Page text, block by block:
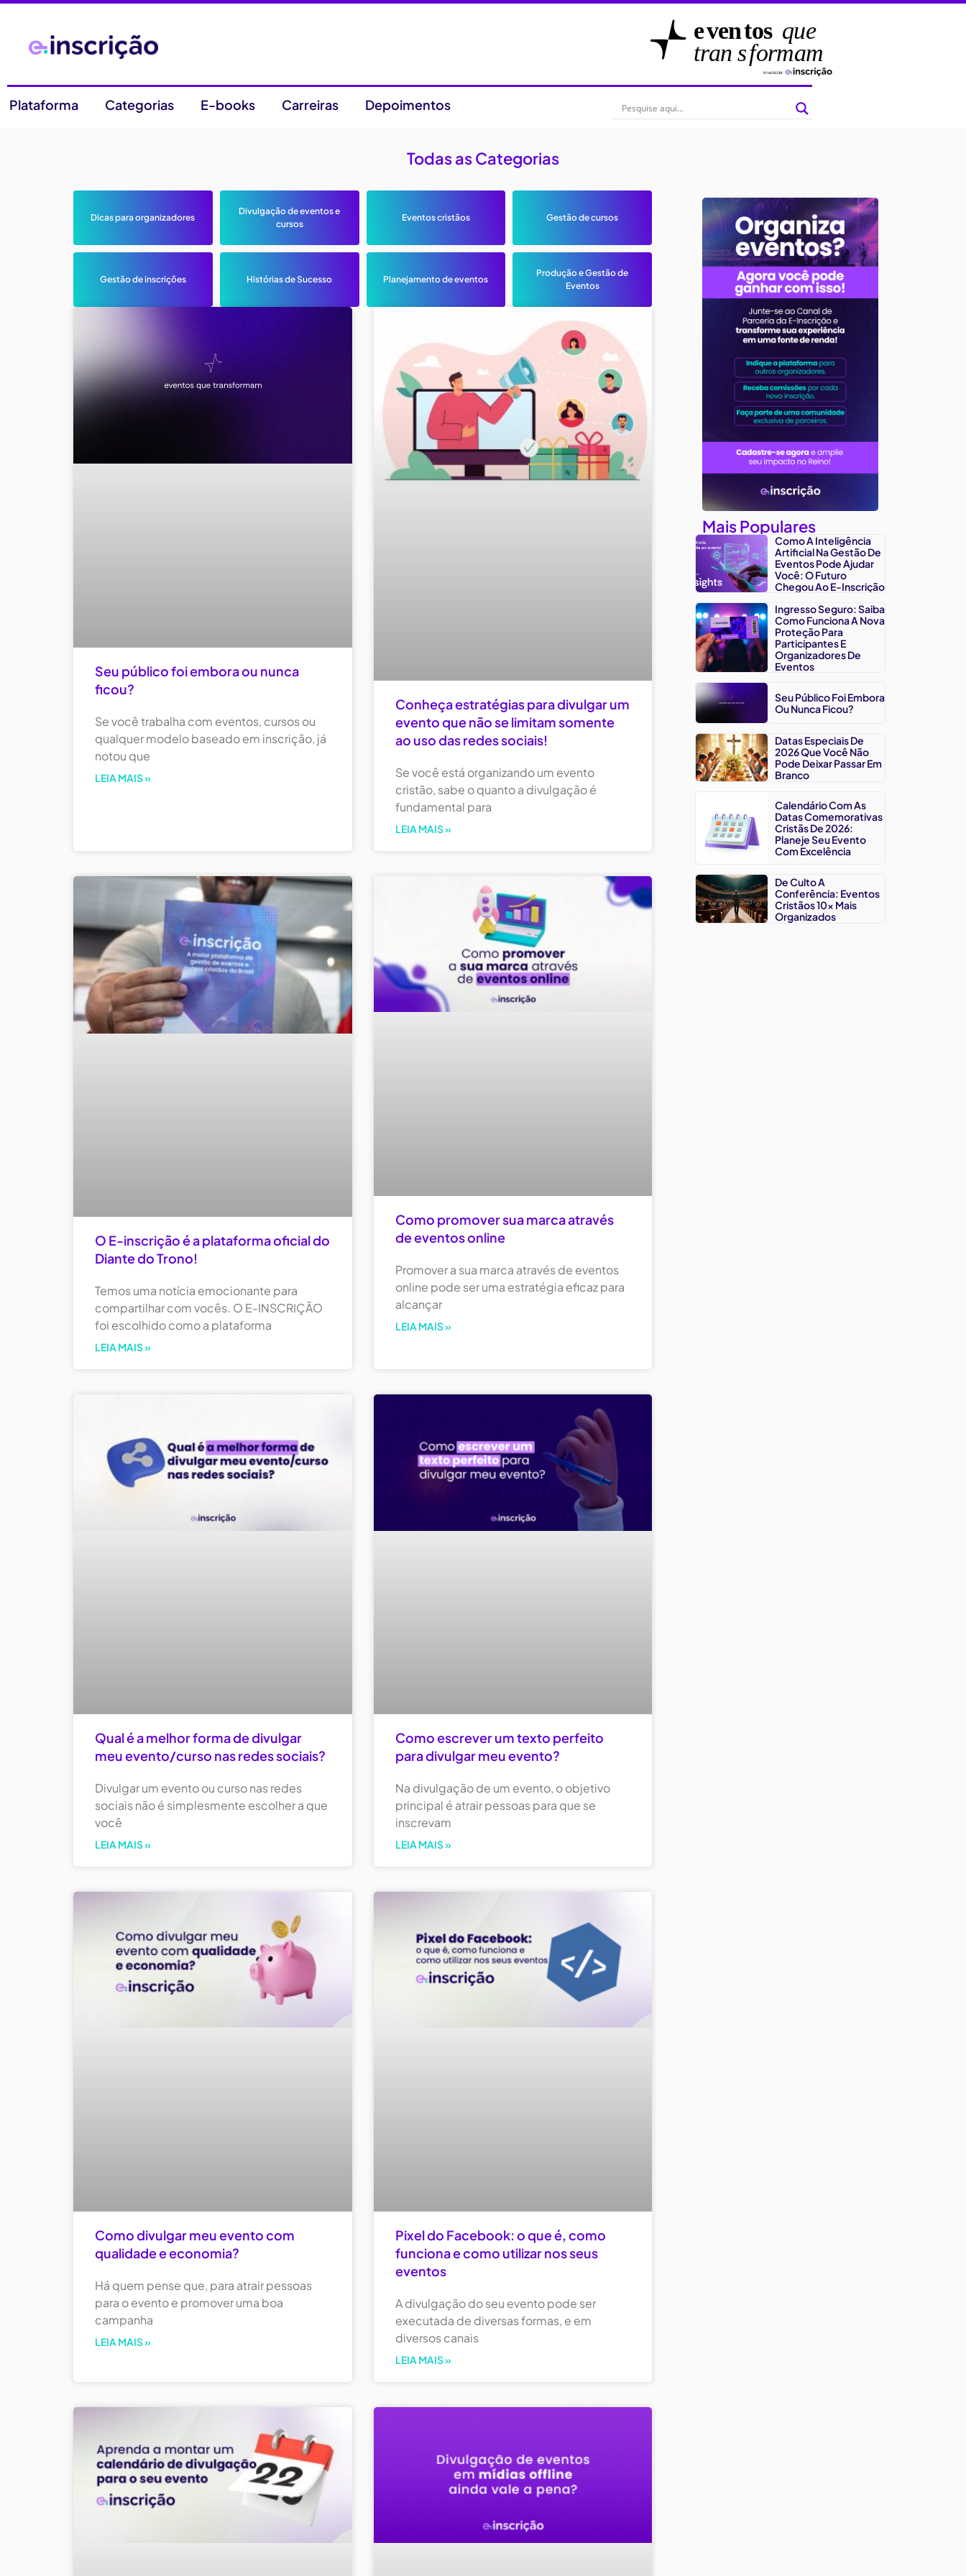
Plataforma Categorias E-books Carreiras Depoimentos
Todas as Categorias
Dicas para organizadores
Divulgação de eventos e
cursos
Eventos cristãos Gestão de cursos
Gestão de inscrições Histórias de Sucesso Planejamento de eventos
Produção e Gestão de
Eventos
Seu público foi embora ou nunca
ficou?
Se você trabalha com eventos, cursos ou
qualquer modelo baseado em inscrição, já
notou que
LEIA MAIS »
Conheça estratégias para divulgar um
evento que não se limitam somente
ao uso das redes sociais!
Se você está organizando um evento
cristão, sabe o quanto a divulgação é
fundamental para
LEIA MAIS »
O E-inscrição é a plataforma oficial do
Diante do Trono!
Temos uma notícia emocionante para
compartilhar com vocês. O E-INSCRIÇÃO
foi escolhido como a plataforma
LEIA MAIS »
Como promover sua marca através
de eventos online
Promover a sua marca através de eventos
online pode ser uma estratégia eficaz para
alcançar
LEIA MAIS »
Qual é a melhor forma de divulgar
meu evento/curso nas redes sociais?
Divulgar um evento ou curso nas redes
sociais não é simplesmente escolher a que
você
LEIA MAIS »
Como escrever um texto perfeito
para divulgar meu evento?
Na divulgação de um evento, o objetivo
principal é atrair pessoas para que se
inscrevam
LEIA MAIS »
Como divulgar meu evento com
qualidade e economia?
Há quem pense que, para atrair pessoas
para o evento e promover uma boa
campanha
LEIA MAIS »
Pixel do Facebook: o que é, como
funciona e como utilizar nos seus
eventos
A divulgação do seu evento pode ser
executada de diversas formas, e em
diversos canais
LEIA MAIS »
Mais Populares
Como A Inteligência
Artificial Na Gestão De
Eventos Pode Ajudar
Você: O Futuro
Chegou Ao E-Inscrição
Ingresso Seguro: Saiba
Como Funciona A Nova
Proteção Para
Participantes E
Organizadores De
Eventos
Seu Público Foi Embora
Ou Nunca Ficou?
Datas Especiais De
2026 Que Você Não
Pode Deixar Passar Em
Branco
Calendário Com As
Datas Comemorativas
Cristãs De 2026:
Planeje Seu Evento
Com Excelência
De Culto A
Conferência: Eventos
Cristãos 10x Mais
Organizados